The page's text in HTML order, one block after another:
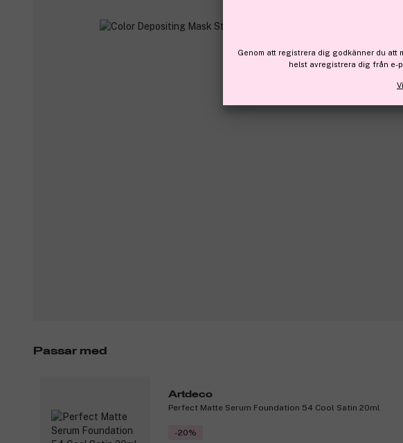
Passar med
Artdeco
Perfect Matte Serum Foundation 54 Cool Satin 20ml
-20%
Genom att registrera dig godkänner du att
helst avregistrera dig från e-